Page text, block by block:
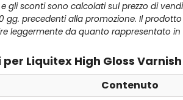
e gli sconti sono calcolati sul prezzo di
gg. precedenti alla promozione. Il prodotto
leggermente da quanto rappresentato
Liquitex High Gloss
Contenuto